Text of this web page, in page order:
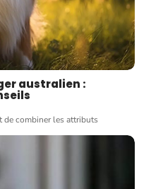
australien :
de combiner les attributs